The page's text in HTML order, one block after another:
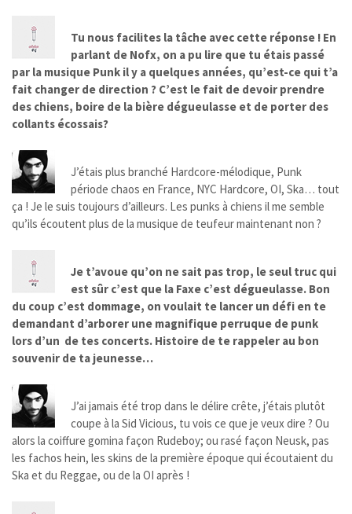
Tu nous facilites la tâche avec cette réponse ! En
parlant de Nofx, on a pu lire que tu étais passé
par la musique Punk il y a quelques années, qu’est-ce qui t’a
fait changer de direction ? C’est le fait de devoir prendre
des chiens, boire de la bière dégueulasse et de porter des
collants écossais?
J’étais plus branché Hardcore-mélodique, Punk
période chaos en France, NYC Hardcore, OI, Ska… tout
ça ! Je le suis toujours d’ailleurs. Les punks à chiens il me semble
qu’ils écoutent plus de la musique de teufeur maintenant non ?
Je t’avoue qu’on ne sait pas trop, le seul truc qui
est sûr c’est que la Faxe c’est dégueulasse. Bon
du coup c’est dommage, on voulait te lancer un défi en te
demandant d’arborer une magnifique perruque de punk
lors d’un de tes concerts. Histoire de te rappeler au bon
souvenir de ta jeunesse…
J’ai jamais été trop dans le délire crête, j’étais plutôt
coupe à la Sid Vicious, tu vois ce que je veux dire ? Ou
alors la coiffure gomina façon Rudeboy; ou rasé façon Neusk, pas
les fachos hein, les skins de la première époque qui écoutaient du
Ska et du Reggae, ou de la OI après !